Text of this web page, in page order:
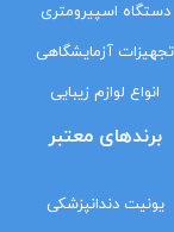
دستگاه اسپیرومتری
تجهیزات آزمایشگاهی
انواع لوازم زیبایی
برندهای معتبر
یونیت دندانپزشکی